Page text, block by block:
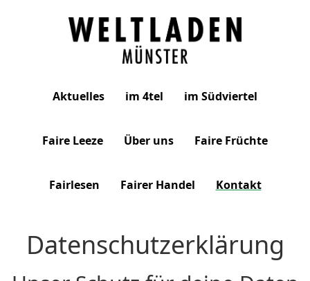
Weltladen
Aktuelles im 4tel im Südviertel
Faire Leeze Über uns Faire Früchte
Fairlesen Fairer Handel Kontakt
Datenschutzerklärung